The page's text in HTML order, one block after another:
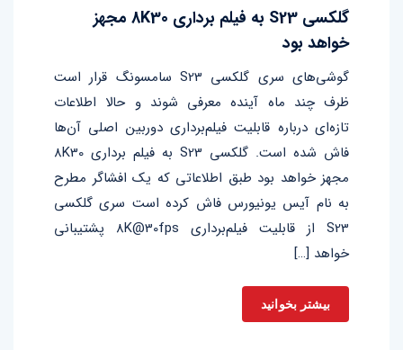
گلکسی S23 به فیلم‌ برداری 8K30 مجهز
خواهد بود
گوشی‌های سری گلکسی S23 سامسونگ قرار است
ظرف چند ماه آینده معرفی شوند و حالا اطلاعات
تازه‌ای درباره قابلیت فیلم‌برداری دوربین اصلی آن‌ها
فاش شده است. گلکسی S23 به فیلم‌ برداری 8K30
مجهز خواهد بود طبق اطلاعاتی که یک افشاگر مطرح
به نام آیس یونیورس فاش کرده است سری گلکسی
S23 از قابلیت فیلم‌برداری 8K@30fps پشتیبانی
خواهد […]
بیشتر بخوانید